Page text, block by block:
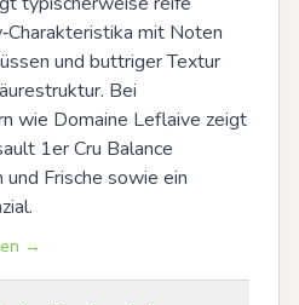
mit Noten
und buttriger Textur
Bei
wie Domaine Leflaive zeigt
1er Cru Balance
Frische sowie ein
→